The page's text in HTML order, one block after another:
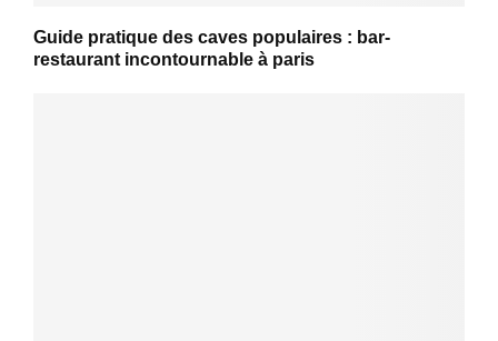
Guide pratique des caves populaires : bar-
restaurant incontournable à paris